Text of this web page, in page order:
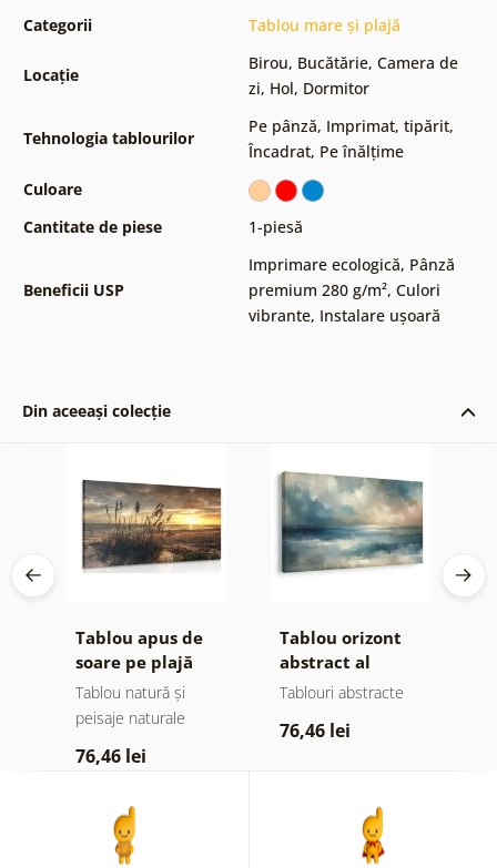
Categorii Tablou mare și plajă
Locație
Birou, Bucătărie, Camera de
zi, Hol, Dormitor
Tehnologia tablourilor
Pe pânză, Imprimat, tipărit,
Încadrat, Pe înălțime
Culoare
Cantitate de piese
1-piesă
Beneficii USP
Imprimare ecologică, Pânză
premium 280 g/m², Culori
vibrante, Instalare ușoară
Din aceeași colecție
Tablou apus de
soare pe plajă
Tablou natură și
peisaje naturale
76,46 lei
Tablou orizont
abstract al
oceanului
Tablouri abstracte
76,46 lei